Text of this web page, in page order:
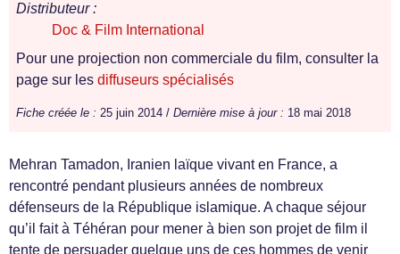
Distributeur :
Doc & Film International
Pour une projection non commerciale du film, consulter la
page sur les diffuseurs spécialisés
Fiche créée le : 25 juin 2014 / Dernière mise à jour : 18 mai 2018
Mehran Tamadon, Iranien laïque vivant en France, a
rencontré pendant plusieurs années de nombreux
défenseurs de la République islamique. A chaque séjour
qu’il fait à Téhéran pour mener à bien son projet de film il
tente de persuader quelque uns de ces hommes de venir